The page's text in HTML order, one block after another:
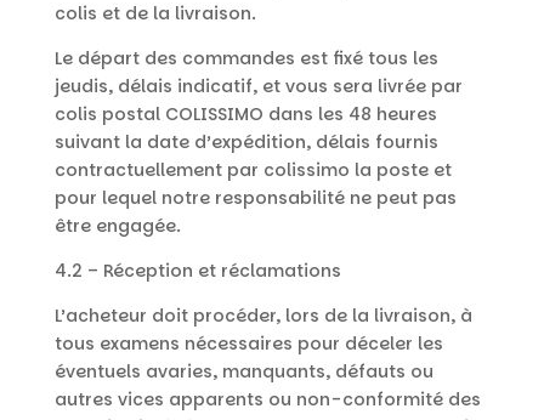
colis et de la livraison.
Le départ des commandes est fixé tous les
jeudis, délais indicatif, et vous sera livrée par
colis postal COLISSIMO dans les 48 heures
suivant la date d’expédition, délais fournis
contractuellement par colissimo la poste et
pour lequel notre responsabilité ne peut pas
être engagée.
4.2 – Réception et réclamations
L’acheteur doit procéder, lors de la livraison, à
tous examens nécessaires pour déceler les
éventuels avaries, manquants, défauts ou
autres vices apparents ou non-conformité des